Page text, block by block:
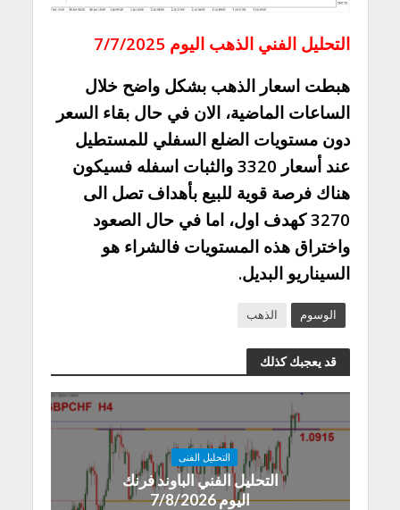
التحليل الفني الذهب اليوم 7/7/2025
هبطت اسعار الذهب بشكل واضح خلال
الساعات الماضية، الان في حال بقاء السعر
دون مستويات الضلع السفلي للمستطيل
عند أسعار 3320 والثبات اسفله فسيكون
هناك فرصة قوية للبيع بأهداف تصل الى
3270 كهدف اول، اما في حال الصعود
واختراق هذه المستويات فالشراء هو
السيناريو البديل.
الوسوم الذهب
قد يعجبك كذلك
التحليل الفنى
التحليل الفني الباوند فرنك
اليوم 7/8/2026